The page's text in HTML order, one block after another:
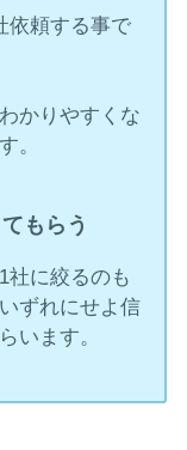
依頼する事で
かりやすくな
。
もらう
に絞るのも
ずれにせよ信
います。